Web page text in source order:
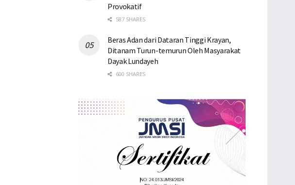
Provokatif
587 SHARES
Beras Adan dari Dataran Tinggi Krayan,
Ditanam Turun-temurun Oleh Masyarakat
Dayak Lundayeh
600 SHARES